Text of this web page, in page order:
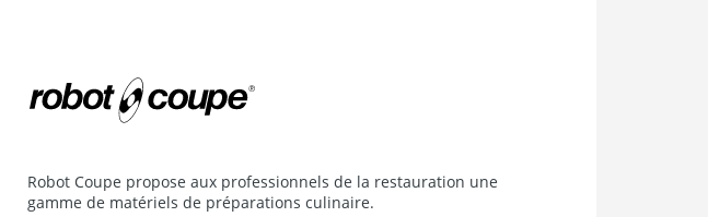
Robot Coupe propose aux professionnels de la restauration une
gamme de matériels de préparations culinaire.